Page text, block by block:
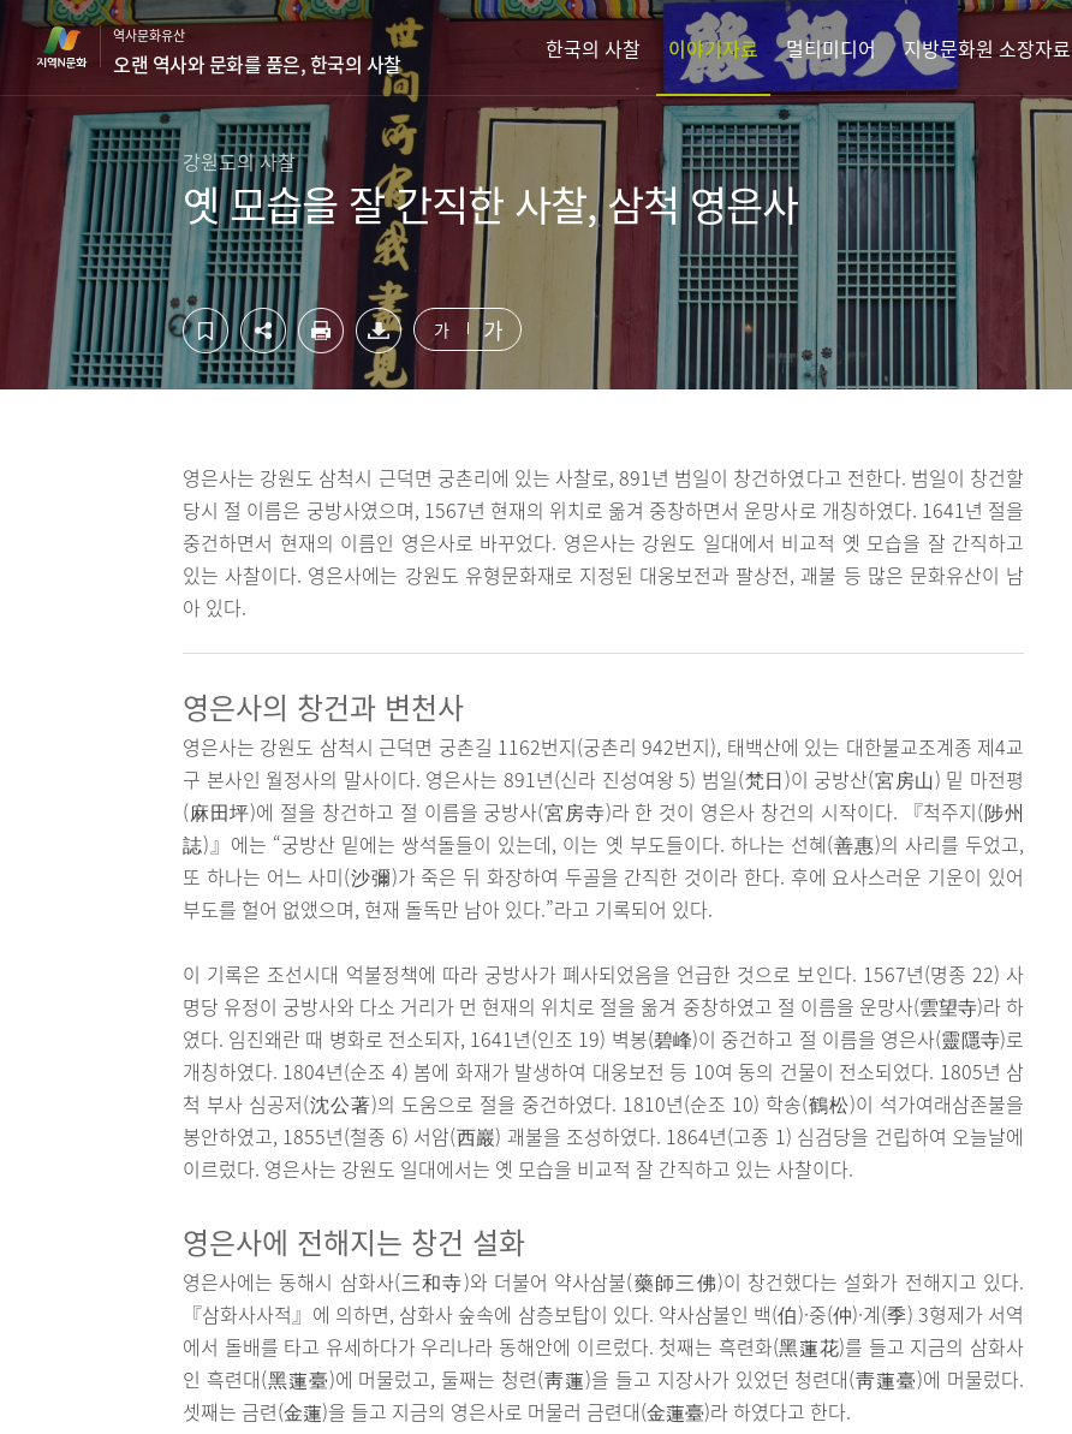
영
역
역사문화유산
오랜 역사와 문화를 품은, 한국의 사찰
한국의 사찰 이야기자료 멀티미디어 지방문화원 소장자료
강원도의 사찰
옛 모습을 잘 간직한 사찰, 삼척 영은사
가 가
영은사는 강원도 삼척시 근덕면 궁촌리에 있는 사찰로, 891년 범일이 창건하였다고 전한다. 범일이 창건할
당시 절 이름은 궁방사였으며, 1567년 현재의 위치로 옮겨 중창하면서 운망사로 개칭하였다. 1641년 절을
중건하면서 현재의 이름인 영은사로 바꾸었다. 영은사는 강원도 일대에서 비교적 옛 모습을 잘 간직하고
있는 사찰이다. 영은사에는 강원도 유형문화재로 지정된 대웅보전과 팔상전, 괘불 등 많은 문화유산이 남
아 있다.
영은사의 창건과 변천사
영은사는 강원도 삼척시 근덕면 궁촌길 1162번지(궁촌리 942번지), 태백산에 있는 대한불교조계종 제4교
구 본사인 월정사의 말사이다. 영은사는 891년(신라 진성여왕 5) 범일(梵日)이 궁방산(宮房山) 밑 마전평
(麻田坪)에 절을 창건하고 절 이름을 궁방사(宮房寺)라 한 것이 영은사 창건의 시작이다. 『척주지(陟州
誌)』에는 “궁방산 밑에는 쌍석돌들이 있는데, 이는 옛 부도들이다. 하나는 선혜(善惠)의 사리를 두었고,
또 하나는 어느 사미(沙彌)가 죽은 뒤 화장하여 두골을 간직한 것이라 한다. 후에 요사스러운 기운이 있어
부도를 헐어 없앴으며, 현재 돌독만 남아 있다.”라고 기록되어 있다.
이 기록은 조선시대 억불정책에 따라 궁방사가 폐사되었음을 언급한 것으로 보인다. 1567년(명종 22) 사
명당 유정이 궁방사와 다소 거리가 먼 현재의 위치로 절을 옮겨 중창하였고 절 이름을 운망사(雲望寺)라 하
였다. 임진왜란 때 병화로 전소되자, 1641년(인조 19) 벽봉(碧峰)이 중건하고 절 이름을 영은사(靈隱寺)로
개칭하였다. 1804년(순조 4) 봄에 화재가 발생하여 대웅보전 등 10여 동의 건물이 전소되었다. 1805년 삼
척 부사 심공저(沈公著)의 도움으로 절을 중건하였다. 1810년(순조 10) 학송(鶴松)이 석가여래삼존불을
봉안하였고, 1855년(철종 6) 서암(西巖) 괘불을 조성하였다. 1864년(고종 1) 심검당을 건립하여 오늘날에
이르렀다. 영은사는 강원도 일대에서는 옛 모습을 비교적 잘 간직하고 있는 사찰이다.
영은사에 전해지는 창건 설화
영은사에는 동해시 삼화사(三和寺)와 더불어 약사삼불(藥師三佛)이 창건했다는 설화가 전해지고 있다.
『삼화사사적』에 의하면, 삼화사 숲속에 삼층보탑이 있다. 약사삼불인 백(伯)·중(仲)·계(季) 3형제가 서역
에서 돌배를 타고 유세하다가 우리나라 동해안에 이르렀다. 첫째는 흑련화(黑蓮花)를 들고 지금의 삼화사
인 흑련대(黑蓮臺)에 머물렀고, 둘째는 청련(靑蓮)을 들고 지장사가 있었던 청련대(靑蓮臺)에 머물렀다.
셋째는 금련(金蓮)을 들고 지금의 영은사로 머물러 금련대(金蓮臺)라 하였다고 한다.